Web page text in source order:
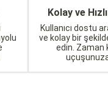
Kolay ve
Kullanıcı dostu
ve kolay bir
edin. Zaman